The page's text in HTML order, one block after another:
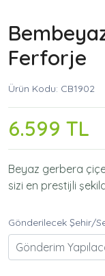
Ferforje
Ürün Kodu: CB1902
6.599 TL
Beyaz gerbera
sizi en prestijli
Gönderilecek Şehir/
Gönderim